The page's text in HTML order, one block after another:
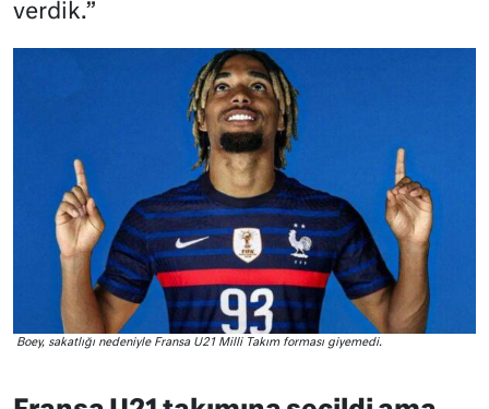
verdik.”
Boey, sakatlığı nedeniyle Fransa U21 Milli Takım forması giyemedi.